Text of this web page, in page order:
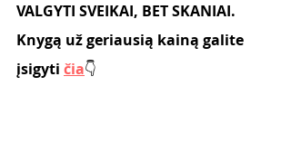
VALGYTI SVEIKAI, BET SKANIAI.
Knygą už geriausią kainą galite
įsigyti čia👇